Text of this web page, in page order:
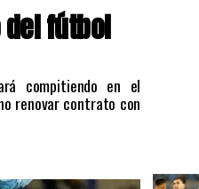
fútbol
compitiendo en el
renovar contrato con